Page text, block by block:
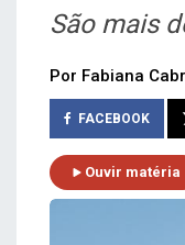
São mais
Por Fabiana
FACEBOOK
Ouvir matéria